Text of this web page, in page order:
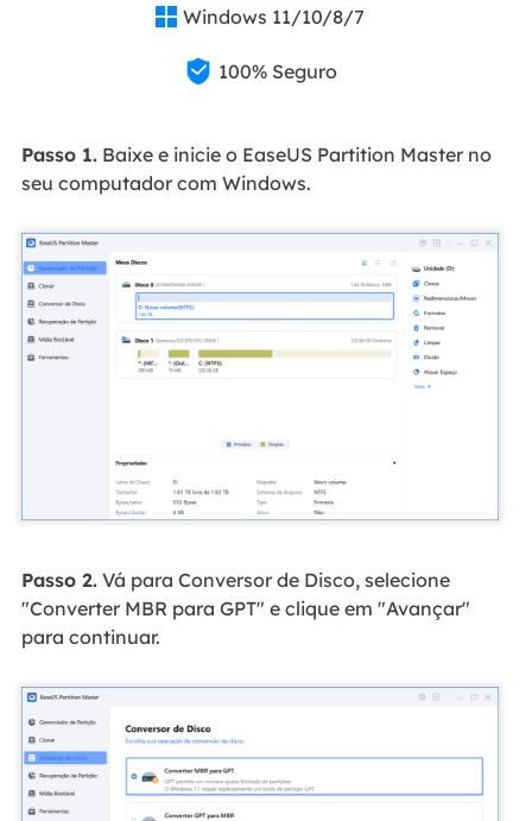
 Windows 11/10/8/7
 100% Seguro
Passo 1.Baixe e inicie o EaseUS Partition Master no
seu computador com Windows.
Passo 2.Vá para Conversor de Disco, selecione
"Converter MBR para GPT" e clique em "Avançar"
para continuar.